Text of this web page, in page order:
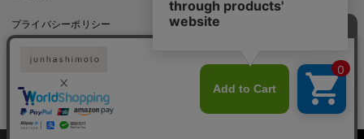
プライバシーポリシー
通信販売法に基づく表記
利用規約
Copyright © junhashimoto. All rights reserved.